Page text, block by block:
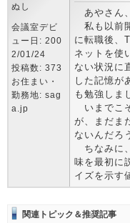
ぬし
会議室デビ
ュー日: 200
2/01/24
投稿数: 373
お住まい・
勤務地: sag
a.jp
あやさん
私も以前
に転職後、
ネットを使
ない状況に
した記憶が
も勉強しま
いまでこ
が、まだま
ないんだろ
ちなみに
味を最初に
イズを示す
関連トピック＆推奨記事